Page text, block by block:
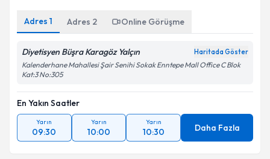
Adres 1 Adres 2 Online Görüşme
Diyetisyen Büşra Karagöz Yalçın Haritada Göster
Kalenderhane Mahallesi Şair Senihi Sokak Enntepe Mall Office C Blok
Kat:3 No:305
En Yakın Saatler
Yarın
09:30
Yarın
10:00
Yarın
10:30 Daha Fazla